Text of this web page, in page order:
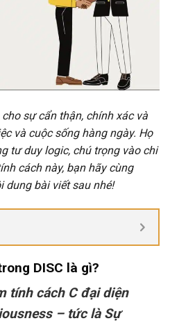
sự cẩn thận, chính xác và
và cuộc sống hàng ngày. Họ
tư duy logic, chú trọng vào chi
cách này, bạn hãy cùng
dung bài viết sau nhé!
DISC là gì?
tính cách C đại diện
– tức là Sự